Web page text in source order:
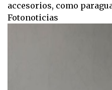
accesorios, como
Fotonoticias